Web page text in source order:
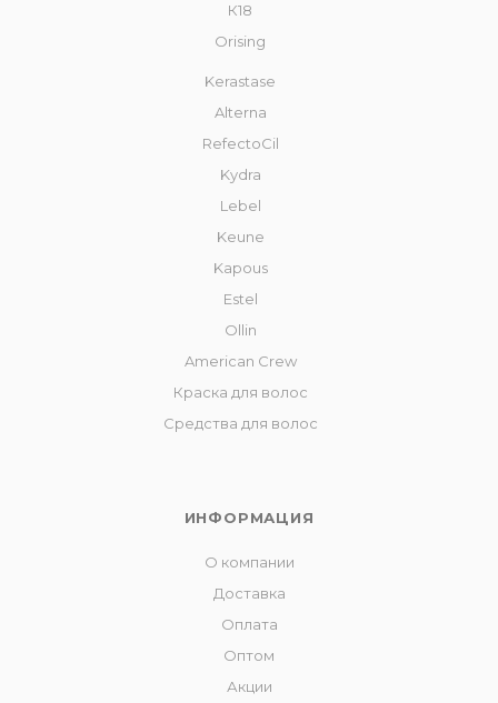
К18
Orising
Kerastase
Alterna
RefectoCil
Kydra
Lebel
Keune
Kapous
Estel
Ollin
American Crew
Краска для волос
Средства для волос
ИНФОРМАЦИЯ
О компании
Доставка
Оплата
Оптом
Акции